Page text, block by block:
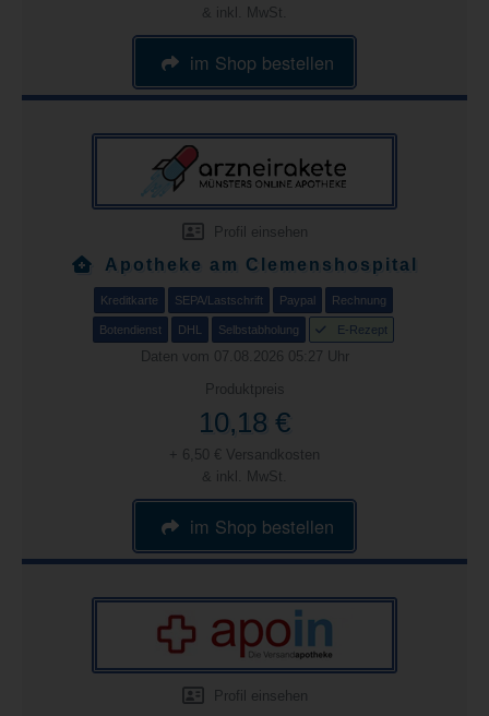
& inkl. MwSt.
im Shop bestellen
Profil einsehen
Apotheke am Clemenshospital
Kreditkarte SEPA/Lastschrift Paypal Rechnung
Botendienst DHL Selbstabholung E-Rezept
Daten vom 07.08.2026 05:27 Uhr
Produktpreis
10,18 €
+ 6,50 € Versandkosten
& inkl. MwSt.
im Shop bestellen
Profil einsehen